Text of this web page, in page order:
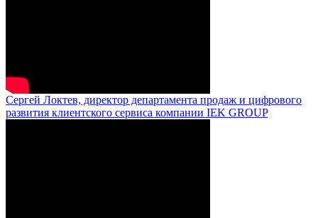
Сергей Локтев, директор департамента продаж и цифрового
развития клиентского сервиса компании IEK GROUP